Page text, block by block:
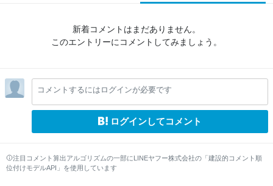
新着コメントはまだありません。
このエントリーにコメントしてみましょう。
コメントするにはログインが必要です
ログインしてコメント
注目コメント算出アルゴリズムの一部にLINEヤフー株式会社の「建設的コメント順
位付けモデルAPI」を使用しています